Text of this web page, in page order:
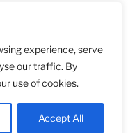
experience, serve
our traffic. By
use of cookies.
Accept All
cookies, see here: